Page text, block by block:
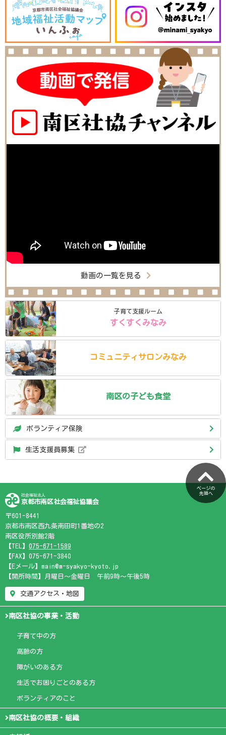
動画の一覧を見る
子育て支援ルーム
すくすくみなみ
コミュニティ サロンみなみ
南区の子ども食堂
ボランティア保険
生活支援員募集
ページの
先頭へ
社会福祉法人
京都市南区社会福祉協議会
〒601-8441
京都市南区西九条南田町1番地の2
南区役所別館2階
【TEL】 075-671-1589
【FAX】075-671-3840
【Eメール】main@m-syakyo-kyoto.jp
【開所時間】月曜日～金曜日 午前9時～午後5時
交通アクセス・地図
南区社協の事業・活動
子育て中の方
高齢の方
障がいのある方
生活でお困りごとのある方
ボランティアのこと
南区社協の概要・組織